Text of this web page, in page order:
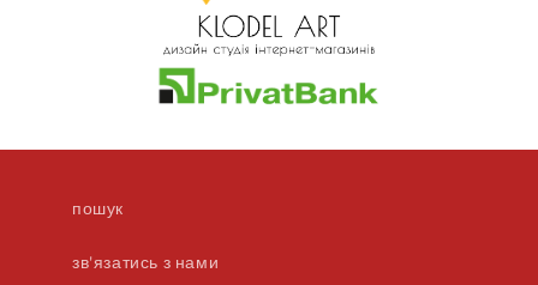
пошук
зв'язатись з нами